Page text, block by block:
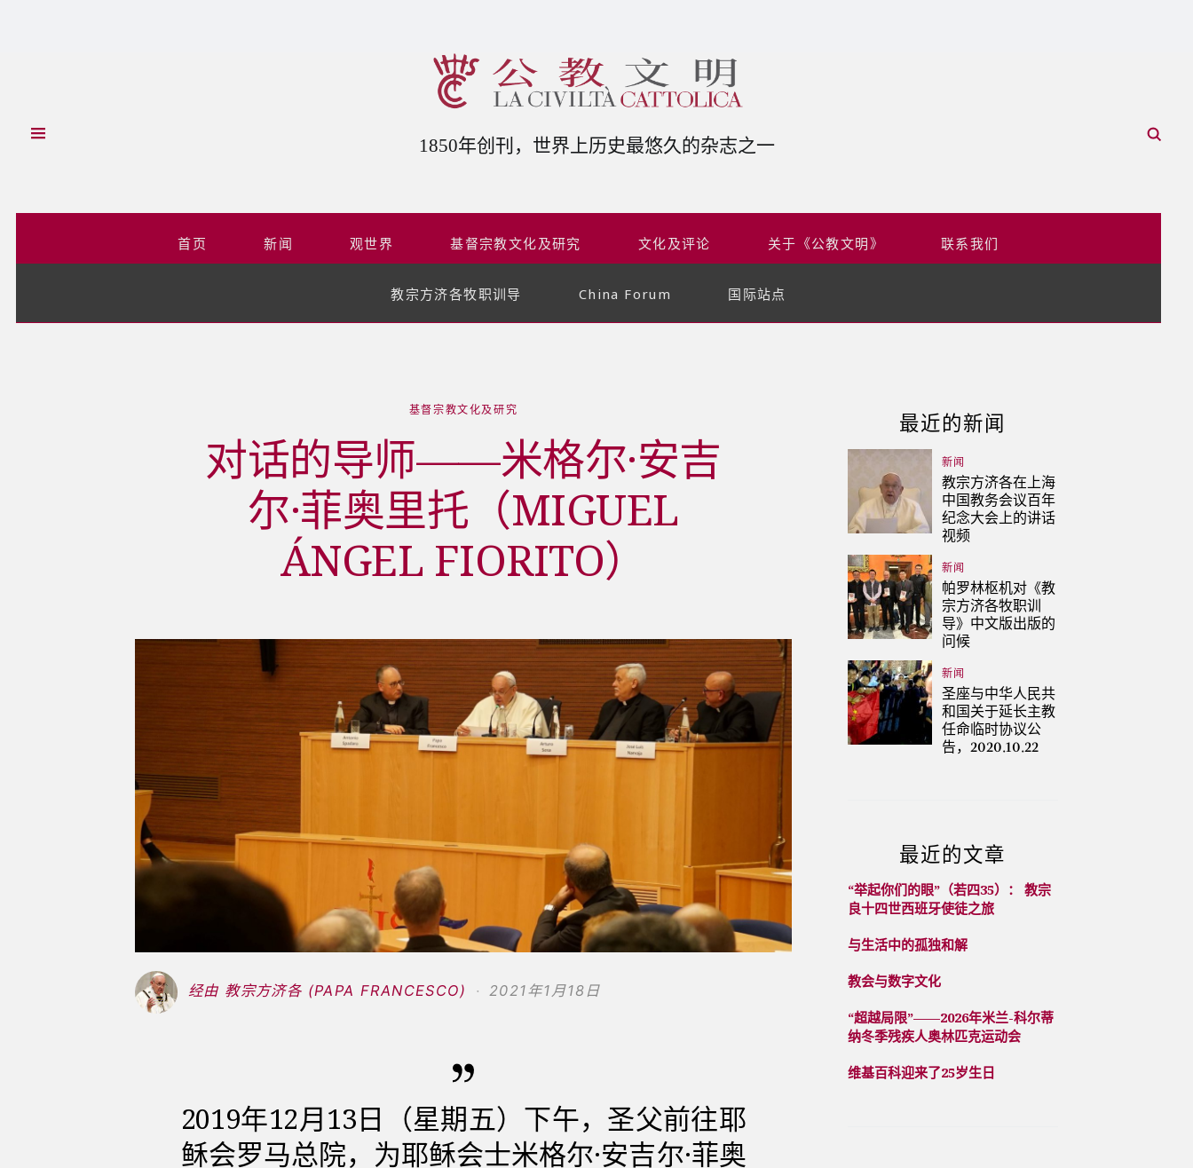
1850年创刊，世界上历史最悠久的杂志之一
首页 新闻 观世界 基督宗教文化及研究 文化及评论 关于《公教文明》 联系我们
教宗方济各牧职训导 China Forum 国际站点
基督宗教文化及研究
对话的导师——米格尔·安吉
尔·菲奥里托（MIGUEL
ÁNGEL FIORITO）
经由 教宗方济各 (PAPA FRANCESCO) 2021年1月18日
2019年12月13日（星期五）下午，圣父前往耶
稣会罗马总院，为耶稣会士米格尔·安吉尔·菲奥
最近的新闻
新闻
教宗方济各在上海
中国教务会议百年
纪念大会上的讲话
视频
新闻
帕罗林枢机对《教
宗方济各牧职训
导》中文版出版的
问候
新闻
圣座与中华人民共
和国关于延长主教
任命临时协议公
告，2020.10.22
最近的文章
“举起你们的眼”（若四35）： 教宗
良十四世西班牙使徒之旅
与生活中的孤独和解
教会与数字文化
“超越局限”——2026年米兰-科尔蒂
纳冬季残疾人奥林匹克运动会
维基百科迎来了25岁生日